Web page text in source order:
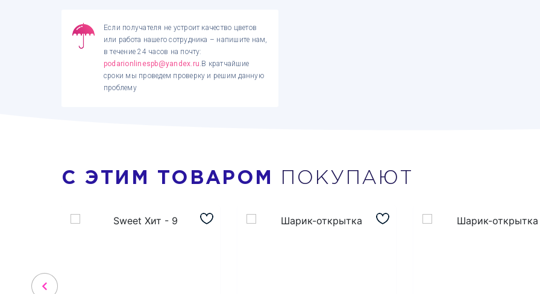
Если получателя не устроит качество цветов
или работа нашего сотрудника – напишите нам,
в течение 24 часов на почту:
podarionlinespb@yandex.ru.В кратчайшие
сроки мы проведем проверку и решим данную
проблему
С ЭТИМ ТОВАРОМ ПОКУПАЮТ